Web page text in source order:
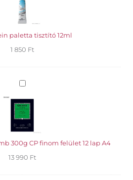
12ml
paletta tisztító 12ml
1 850 Ft
Arches
300g
CP
finom
felület
12
A4
300g CP finom felület 12 lap A4
13 990 Ft